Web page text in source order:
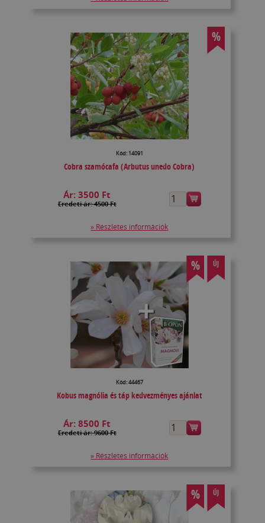
%
Kód: 14091
Cobra szamócafa (Arbutus unedo Cobra)
Ár:3500 Ft
Eredeti ár: 4500 Ft
» Részletes információk
% ÚJ
Kód: 44467
Kobus magnólia és táp kedvezményes ajánlat
Ár:8500 Ft
Eredeti ár: 9600 Ft
» Részletes információk
% ÚJ